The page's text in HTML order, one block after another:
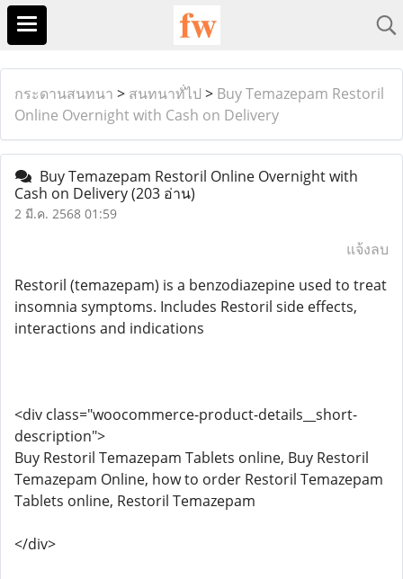
กระดานสนทนา > สนทนาทั่ไป > Buy Temazepam Restoril
Online Overnight with Cash on Delivery
Buy Temazepam Restoril Online Overnight with
Cash on Delivery(203 อ่าน)
2 มี.ค. 2568 01:59
แจ้งลบ
Restoril (temazepam) is a benzodiazepine used to treat
insomnia symptoms. Includes Restoril side effects,
interactions and indications
<div class="woocommerce-product-details__short-
description">
Buy Restoril Temazepam Tablets online, Buy Restoril
Temazepam Online, how to order Restoril Temazepam
Tablets online, Restoril Temazepam
</div>